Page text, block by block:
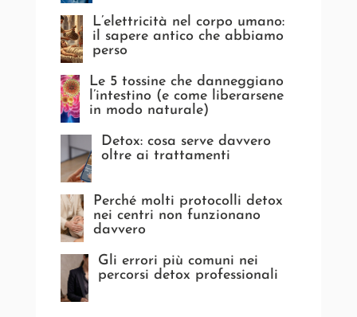
L’elettricità nel corpo umano:
il sapere antico che abbiamo
perso
Le 5 tossine che danneggiano
l’intestino (e come liberarsene
in modo naturale)
Detox: cosa serve davvero
oltre ai trattamenti
Perché molti protocolli detox
nei centri non funzionano
davvero
Gli errori più comuni nei
percorsi detox professionali